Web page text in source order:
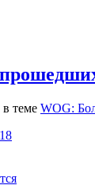
теме WOG: